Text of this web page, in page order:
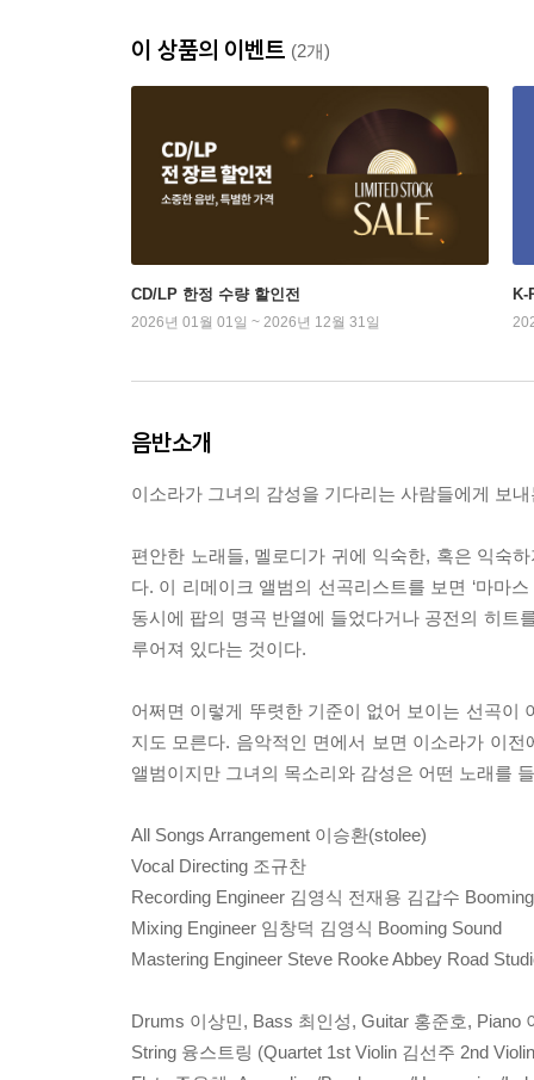
이 상품의 이벤트 (2개)
CD/LP 한정 수량 할인전
2026년 01월 01일 ~ 2026년 12월 31일
K-
음반소개
이소라가 그녀의 감성을 기다리는 사람들에게 보
편안한 노래들, 멜로디가 귀에 익숙한, 혹은 익숙
다. 이 리메이크 앨범의 선곡리스트를 보면 ‘마마
동시에 팝의 명곡 반열에 들었다거나 공전의 히트
루어져 있다는 것이다.
어쩌면 이렇게 뚜렷한 기준이 없어 보이는 선곡이
지도 모른다. 음악적인 면에서 보면 이소라가 이
앨범이지만 그녀의 목소리와 감성은 어떤 노래를
All Songs Arrangement 이승환(stolee)
Vocal Directing 조규찬
Recording Engineer 김영식 전재용 김갑수
Mixing Engineer 임창덕 김영식 Booming Sound
Mastering Engineer Steve Rooke Abbey Road
Drums 이상민, Bass 최인성, Guitar 홍준호, Piano
String 융스트링 (Quartet 1st Violin 김선주 2nd